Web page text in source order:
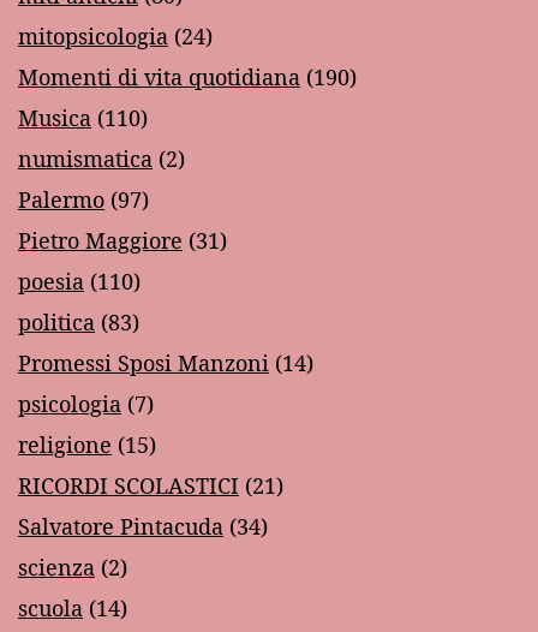
mitopsicologia (24)
Momenti di vita quotidiana (190)
Musica (110)
numismatica (2)
Palermo (97)
Pietro Maggiore (31)
poesia (110)
politica (83)
Promessi Sposi Manzoni (14)
psicologia (7)
religione (15)
RICORDI SCOLASTICI (21)
Salvatore Pintacuda (34)
scienza (2)
scuola (14)